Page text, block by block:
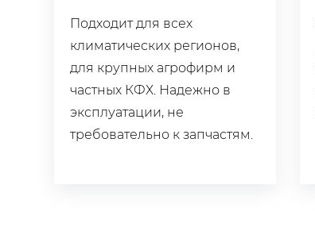
Подходит для всех
климатических регионов,
для крупных агрофирм и
частных КФХ. Надежно в
эксплуатации, не
требовательно к запчастям.